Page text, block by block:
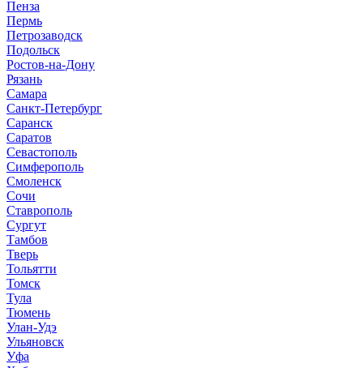
Пенза
Пермь
Петрозаводск
Подольск
Ростов-на-Дону
Рязань
Самара
Санкт-Петербург
Саранск
Саратов
Севастополь
Симферополь
Смоленск
Сочи
Ставрополь
Сургут
Тамбов
Тверь
Тольятти
Томск
Тула
Тюмень
Улан-Удэ
Ульяновск
Уфа